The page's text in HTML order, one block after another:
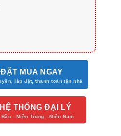
ĐẶT MUA NGAY
HỆ THỐNG ĐẠI LÝ